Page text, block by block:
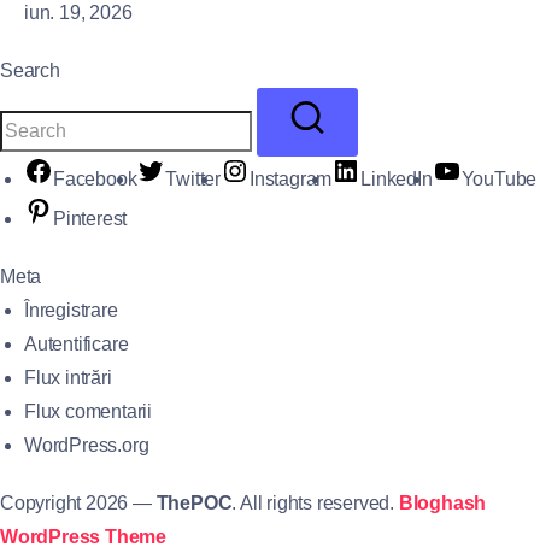
iun. 19, 2026
Search
Facebook Twitter Instagram LinkedIn
YouTube
Pinterest
Meta
Înregistrare
Autentificare
Flux intrări
Flux comentarii
WordPress.org
Copyright 2026 — ThePOC. All rights reserved. Bloghash
WordPress Theme